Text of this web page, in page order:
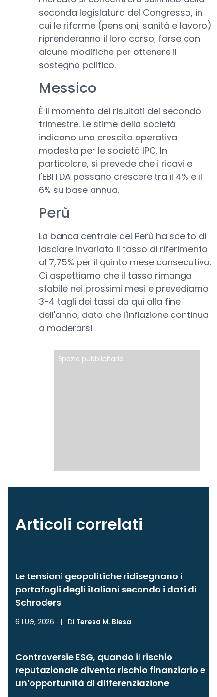
seconda legislatura del Congresso, in
cui le riforme (pensioni, sanità e lavoro)
riprenderanno il loro corso, forse con
alcune modifiche per ottenere il
sostegno politico.
Messico
È il momento dei risultati del secondo
trimestre. Le stime della società
indicano una crescita operativa
modesta per le società IPC. In
particolare, si prevede che i ricavi e
l'EBITDA possano crescere tra il 4% e il
6% su base annua.
Perù
La banca centrale del Perù ha scelto di
lasciare invariato il tasso di riferimento
al 7,75% per il quinto mese consecutivo.
Ci aspettiamo che il tasso rimanga
stabile nei prossimi mesi e prevediamo
3-4 tagli dei tassi da qui alla fine
dell'anno, dato che l'inflazione continua
a moderarsi.
Spazio pubblicitario
Articoli correlati
Le tensioni geopolitiche ridisegnano i
portafogli degli italiani secondo i dati di
Schroders
6 LUG, 2026 | Di Teresa M. Blesa
Controversie ESG, quando il rischio
reputazionale diventa rischio finanziario e
un’opportunità di differenziazione